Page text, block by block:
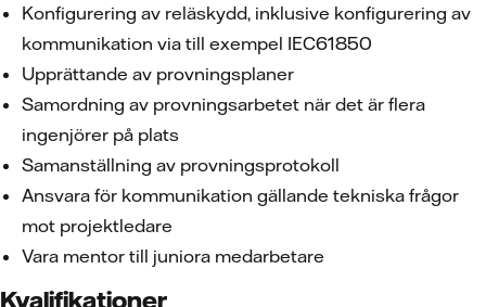
Konfigurering av reläskydd, inklusive konfigurering av
kommunikation via till exempel IEC61850
Upprättande av provningsplaner
Samordning av provningsarbetet när det är flera
ingenjörer på plats
Samanställning av provningsprotokoll
Ansvara för kommunikation gällande tekniska frågor
mot projektledare
Vara mentor till juniora medarbetare
Kvalifikationer